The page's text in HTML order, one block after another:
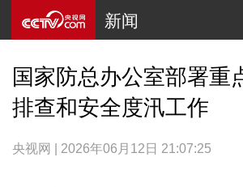
新闻
国家防总办公室部署重
排查和安全度汛工作
央视网 | 2026年06月12日 21:07:25